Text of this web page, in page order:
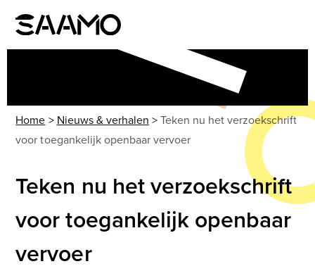
content
Open
mobile
Close
mobile
Home > Nieuws & verhalen >Teken nu het verzoekschrift
voor toegankelijk openbaar vervoer
Teken nu het verzoekschrift
voor toegankelijk openbaar
vervoer